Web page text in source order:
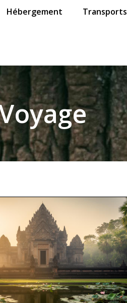
Hébergement Transports